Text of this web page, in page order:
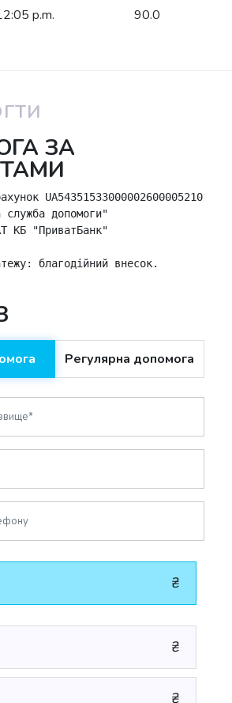
p.m. 90.0
ЗА
UA543515330000026000052101631
служба допомоги"
КБ "ПриватБанк"
благодійний внесок.
Регулярна допомога
₴
₴
₴